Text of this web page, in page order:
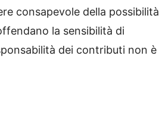
consapevole della possibilità
la sensibilità di
dei contributi non è